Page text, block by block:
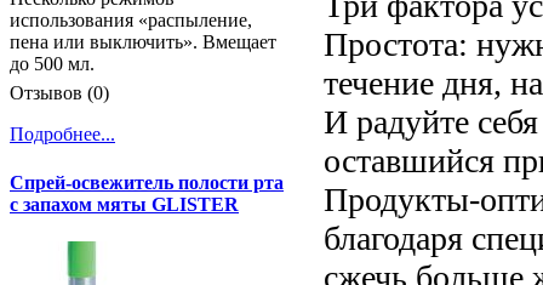
Простота:
течение дня,
И радуйте
оставшийся
Продукты-
благодаря
сжечь больше
использования «распыление,
пена или выключить». Вмещает
до 500 мл.
Отзывов (0)
Подробнее...
Спрей-освежитель полости рта
с запахом мяты GLISTER